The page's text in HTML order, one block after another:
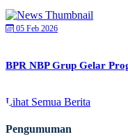
05 Feb 2026
BPR NBP Grup Gelar
Lihat Semua Berita
Pengumuman